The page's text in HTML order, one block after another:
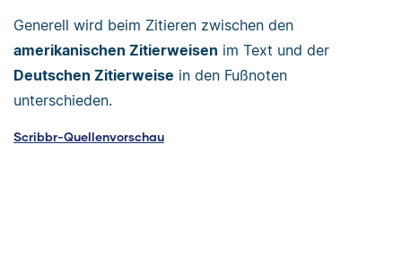
Generell wird beim Zitieren zwischen den
amerikanischen Zitierweisen im Text und der
Deutschen Zitierweise in den Fußnoten
unterschieden.
Scribbr-Quellenvorschau